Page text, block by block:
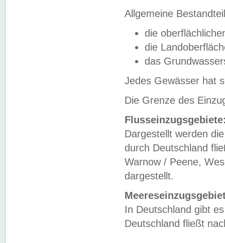
Allgemeine
die
die
das
Jedes Gewässer hat
Die Grenze des
Dargestellt werden
durch Deutschland
Warnow / Peene,
dargestellt.
In Deutschland gibt
Deutschland fließt